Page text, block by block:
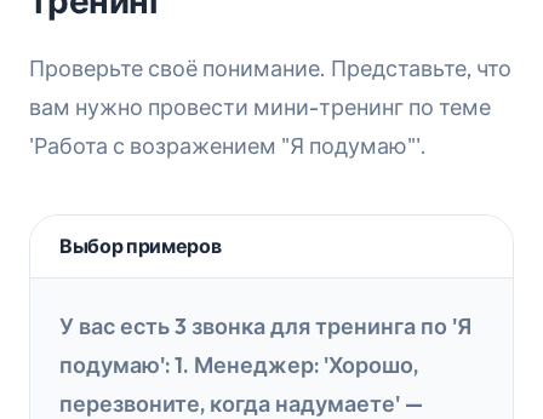
Проверьте своё понимание. Представьте, что
вам нужно провести мини-тренинг по теме
'Работа с возражением "Я подумаю"'.
Выбор примеров
У вас есть 3 звонка для тренинга по 'Я
подумаю': 1. Менеджер: 'Хорошо,
перезвоните, когда надумаете' —